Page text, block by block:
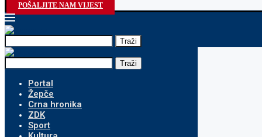
POŠALJITE NAM VIJEST
Traži
Traži
Portal
Žepče
Crna hronika
ZDK
Sport